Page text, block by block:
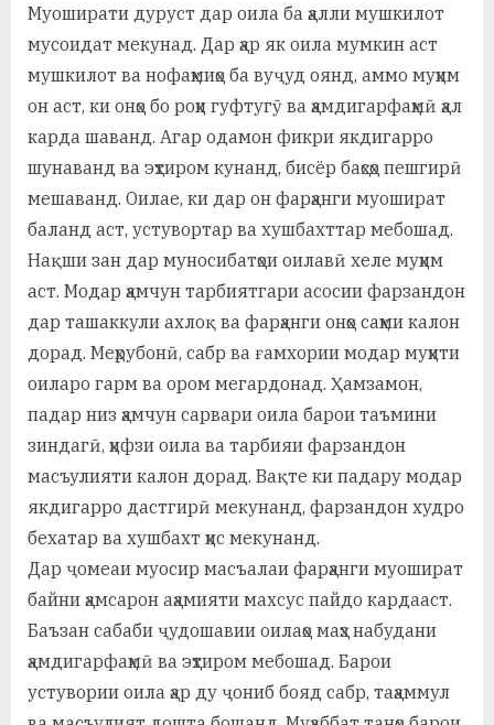
Муоширати дуруст дар оила ба ҳалли мушкилот
мусоидат мекунад. Дар ҳар як оила мумкин аст
мушкилот ва нофаҳмиҳо ба вуҷуд оянд, аммо муҳим
он аст, ки онҳо бо роҳи гуфтугӯ ва ҳамдигарфаҳмӣ ҳал
карда шаванд. Агар одамон фикри якдигарро
шунаванд ва эҳтиром кунанд, бисёр баҳсҳо пешгирӣ
мешаванд. Оилае, ки дар он фарҳанги муошират
баланд аст, устувортар ва хушбахттар мебошад.
Нақши зан дар муносибатҳои оилавӣ хеле муҳим
аст. Модар ҳамчун тарбиятгари асосии фарзандон
дар ташаккули ахлоқ ва фарҳанги онҳо саҳми калон
дорад. Меҳрубонӣ, сабр ва ғамхории модар муҳити
оиларо гарм ва ором мегардонад. Ҳамзамон,
падар низ ҳамчун сарвари оила барои таъмини
зиндагӣ, ҳифзи оила ва тарбияи фарзандон
масъулияти калон дорад. Вақте ки падару модар
якдигарро дастгирӣ мекунанд, фарзандон худро
бехатар ва хушбахт ҳис мекунанд.
Дар ҷомеаи муосир масъалаи фарҳанги муошират
байни ҳамсарон аҳамияти махсус пайдо кардааст.
Баъзан сабаби ҷудошавии оилаҳо маҳз набудани
ҳамдигарфаҳмӣ ва эҳтиром мебошад. Барои
устувории оила ҳар ду ҷониб бояд сабр, таҳаммул